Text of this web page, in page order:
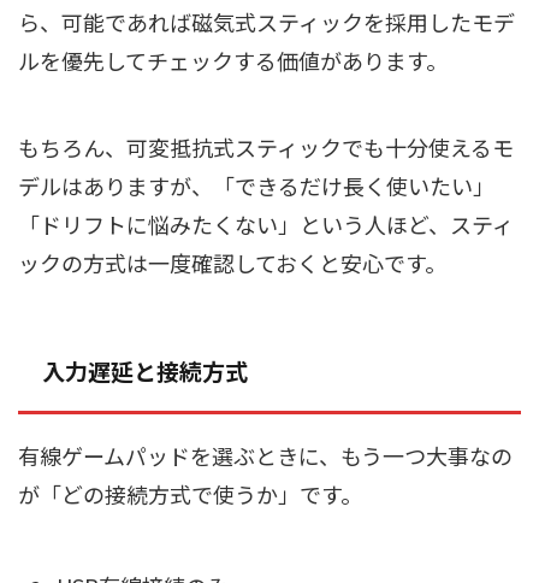
ら、可能であれば磁気式スティックを採用したモデ
ルを優先してチェックする価値があります。
もちろん、可変抵抗式スティックでも十分使えるモ
デルはありますが、「できるだけ長く使いたい」
「ドリフトに悩みたくない」という人ほど、スティ
ックの方式は一度確認しておくと安心です。
入力遅延と接続方式
有線ゲームパッドを選ぶときに、もう一つ大事なの
が「どの接続方式で使うか」です。